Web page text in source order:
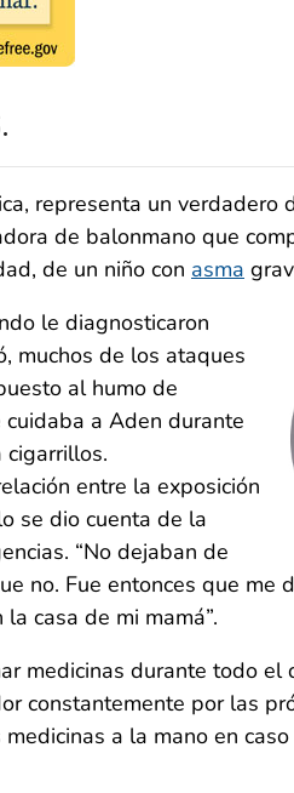
representa un verdadero
de balonmano que
de un niño con asma
le diagnosticaron
muchos de los ataques
al humo de
cuidaba a Aden durante
cigarrillos.
entre la exposición
se dio cuenta de la
“No dejaban de
no. Fue entonces que me
casa de mi mamá”.
medicinas durante todo el
constantemente por las
a la mano en